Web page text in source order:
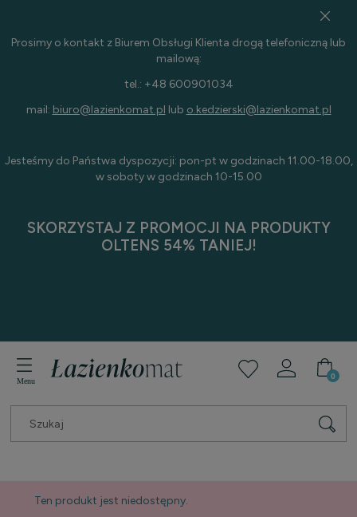
Prosimy o kontakt z Biurem Obsługi Klienta drogą telefoniczną lub
mailową:
tel.: +48 600901034
mail: biuro@lazienkomat.pl lub o.kedzierski@lazienkomat.pl
Jesteśmy do Państwa dyspozycji: pon-pt w godzinach 11.00-18.00,
w soboty w godzinach 10-15.00
SKORZYSTAJ Z PROMOCJI NA PRODUKTY
OLTENS 54% TANIEJ!
Ten produkt jest niedostępny.